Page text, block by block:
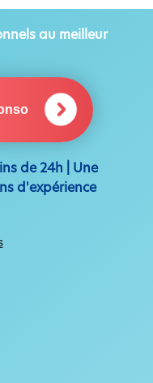
au meilleur
de 24h | Une
d'expérience